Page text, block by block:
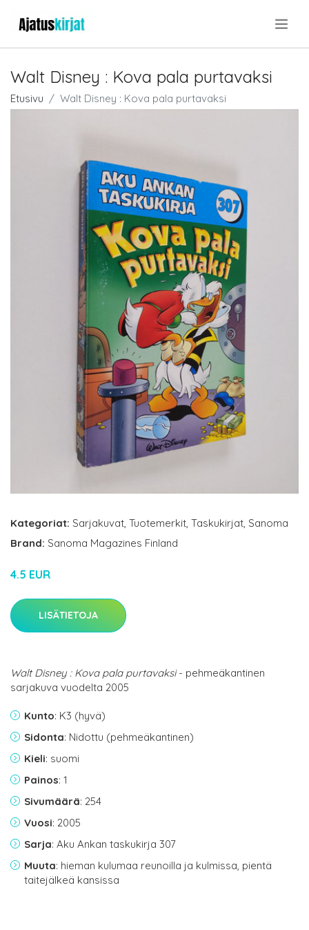
Walt Disney : Kova pala purtavaksi
Etusivu Walt Disney : Kova pala purtavaksi
Kategoriat: Sarjakuvat, Tuotemerkit, Taskukirjat, Sanoma
Brand: Sanoma Magazines Finland
4.5 EUR
LISÄTIETOJA
Walt Disney : Kova pala purtavaksi- pehmeäkantinen
sarjakuva vuodelta 2005
Kunto: K3 (hyvä)
Sidonta: Nidottu (pehmeäkantinen)
Kieli: suomi
Painos: 1
Sivumäärä: 254
Vuosi: 2005
Sarja: Aku Ankan taskukirja 307
Muuta: hieman kulumaa reunoilla ja kulmissa, pientä
taitejälkeä kansissa